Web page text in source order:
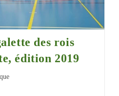
des rois
édition 2019